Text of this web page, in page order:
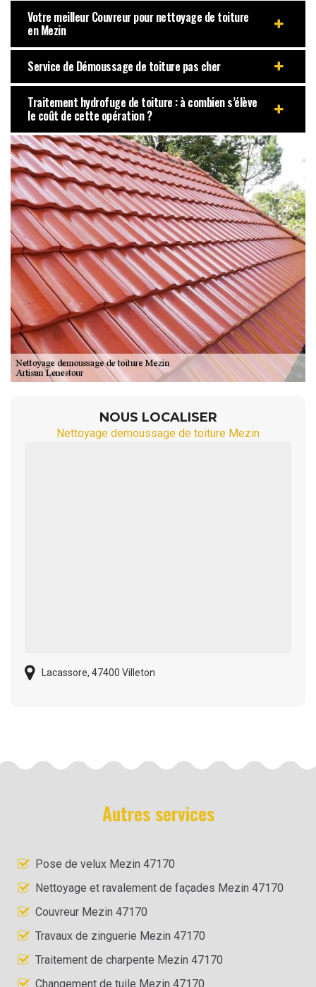
Votre meilleur Couvreur pour nettoyage de toiture
en Mezin
Service de Démoussage de toiture pas cher
Traitement hydrofuge de toiture : à combien s’élève
le coût de cette opération ?
NOUS LOCALISER
Nettoyage demoussage de toiture Mezin
Lacassore, 47400 Villeton
Autres services
Pose de velux Mezin 47170
Nettoyage et ravalement de façades Mezin 47170
Couvreur Mezin 47170
Travaux de zinguerie Mezin 47170
Traitement de charpente Mezin 47170
Changement de tuile Mezin 47170